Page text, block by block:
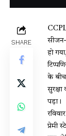
SHARE
हो
के
पड़ा।
प्रेमी